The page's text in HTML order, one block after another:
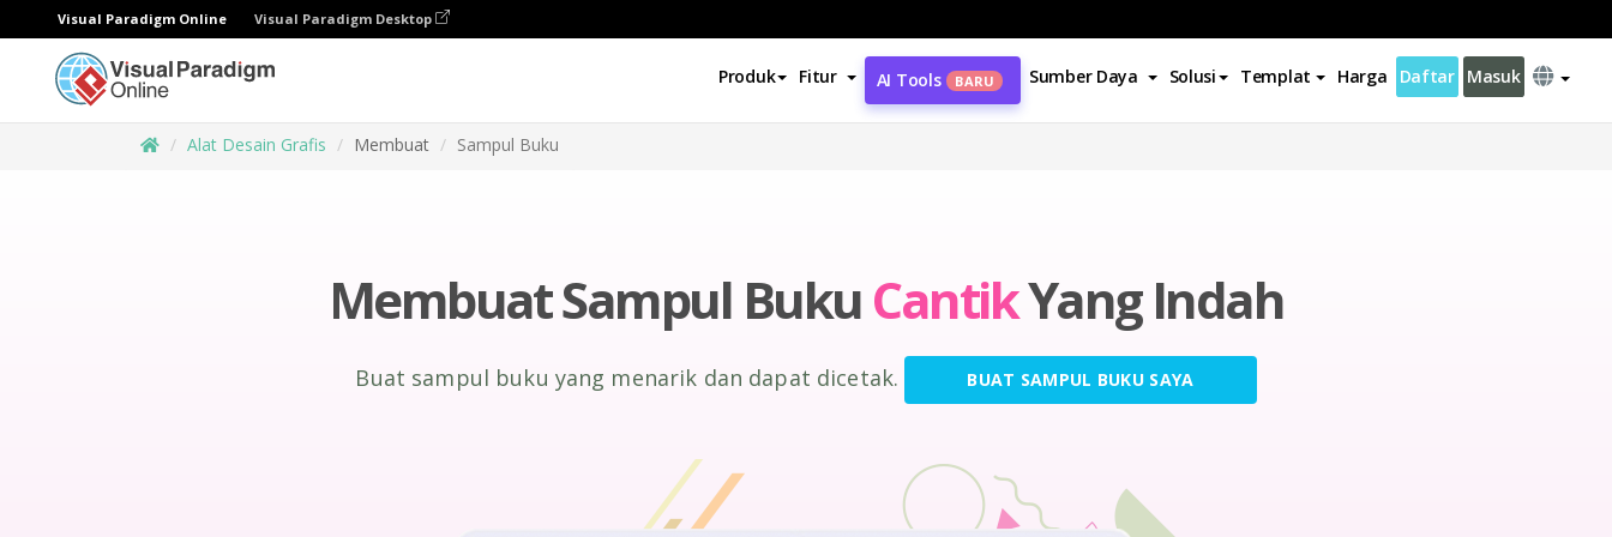
Visual Paradigm Online Visual Paradigm Desktop
Produk Fitur AI Tools BARU Sumber Daya Solusi Templat Harga Daftar Masuk
Alat Desain Grafis Membuat Sampul Buku
Membuat Sampul BukuCantikYang Indah
Buat sampul buku yang menarik dan dapat dicetak. BUAT SAMPUL BUKU SAYA